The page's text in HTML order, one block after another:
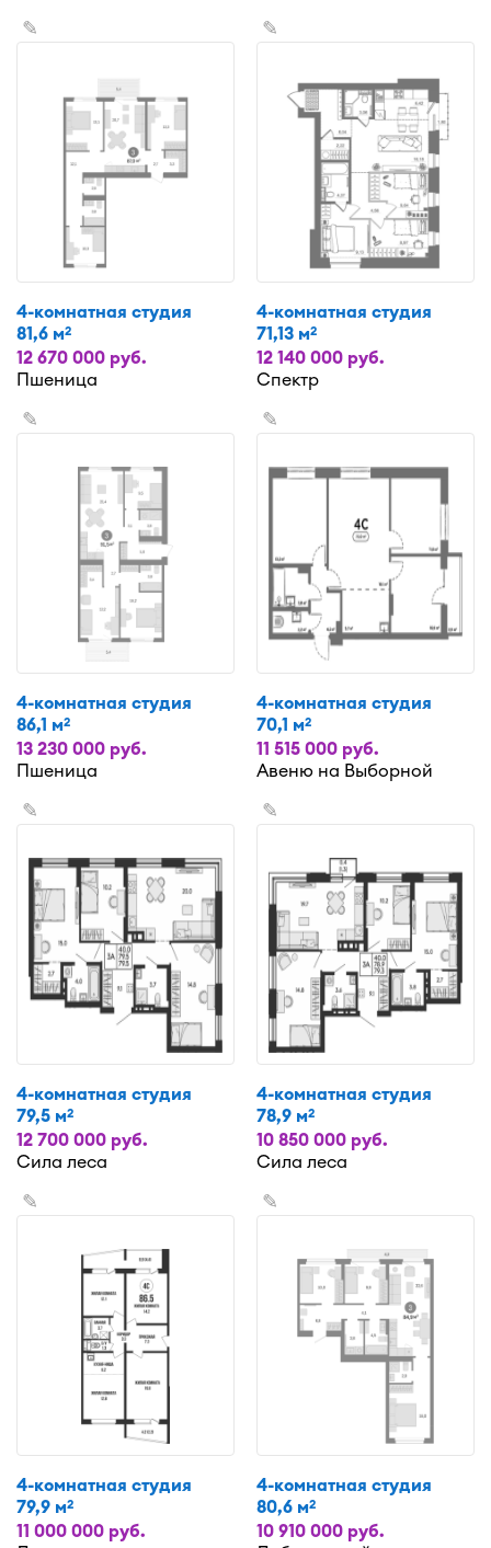
✎
4-комнатная студия
81,6 м2
12 670 000 руб.
Пшеница
✎
4-комнатная студия
71,13 м2
12 140 000 руб.
Спектр
✎
4-комнатная студия
86,1 м2
13 230 000 руб.
Пшеница
✎
4-комнатная студия
70,1 м2
11 515 000 руб.
Авеню на Выборной
✎
4-комнатная студия
79,5 м2
12 700 000 руб.
Сила леса
✎
4-комнатная студия
78,9 м2
10 850 000 руб.
Сила леса
✎
4-комнатная студия
79,9 м2
11 000 000 руб.
✎
4-комнатная студия
80,6 м2
10 910 000 руб.